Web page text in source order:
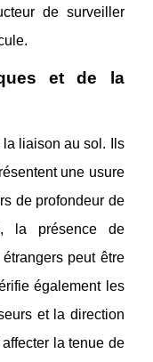
de surveiller
et de la
liaison au sol. Ils
une usure
de profondeur de
la présence de
peut être
également les
et la direction
la tenue de